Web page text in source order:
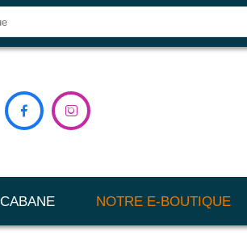
NOTRE E-BOUTIQUE
 